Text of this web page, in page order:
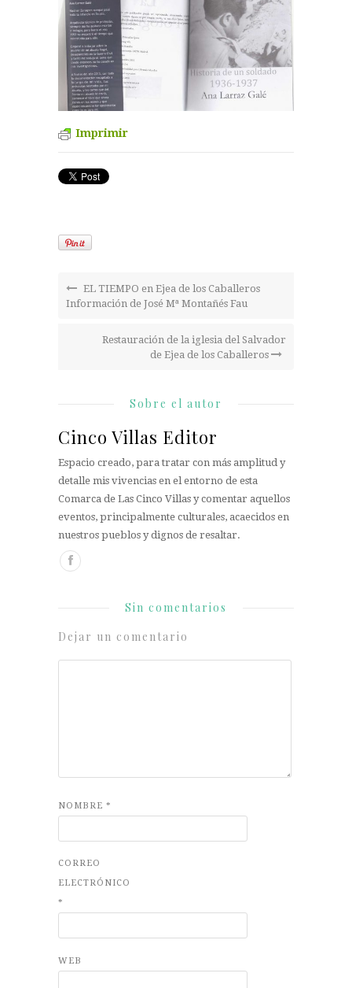
Imprimir
EL TIEMPO en Ejea de los Caballeros
Información de José Mª Montañés Fau
Restauración de la iglesia del Salvador
de Ejea de los Caballeros
Sobre el autor
Cinco Villas Editor
Espacio creado, para tratar con más amplitud y
detalle mis vivencias en el entorno de esta
Comarca de Las Cinco Villas y comentar aquellos
eventos, principalmente culturales, acaecidos en
nuestros pueblos y dignos de resaltar.
Sin comentarios
Dejar un comentario
NOMBRE *
CORREO
ELECTRÓNICO
*
WEB